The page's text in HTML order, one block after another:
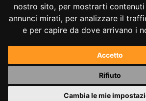
nostro sito, per mostrarti
annunci mirati, per analizzare il
e per capire da dove arrivano i
Accetto
Rifiuto
Cambia le mie
Copyright © 2017-2026 Andrea Ilici.
P.IVA 02711210027
Powered byAndrea Ilici
mappa del sito|gestisci